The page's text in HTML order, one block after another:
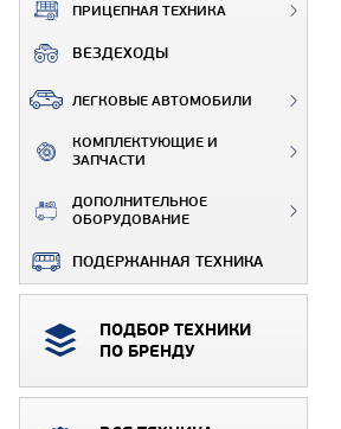
ПРИЦЕПНАЯ ТЕХНИКА
ВЕЗДЕХОДЫ
ЛЕГКОВЫЕ АВТОМОБИЛИ
КОМПЛЕКТУЮЩИЕ И
ЗАПЧАСТИ
ДОПОЛНИТЕЛЬНОЕ
ОБОРУДОВАНИЕ
ПОДЕРЖАННАЯ ТЕХНИКА
ПОДБОР ТЕХНИКИ
ПО БРЕНДУ